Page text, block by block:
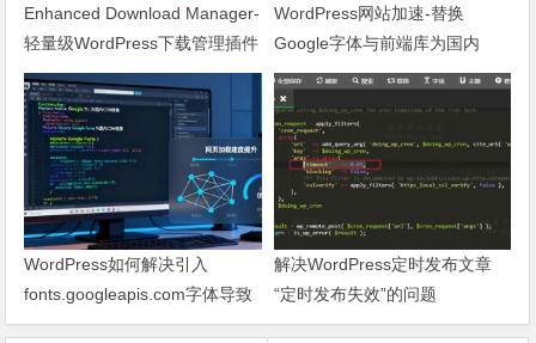
Enhanced Download Manager-
轻量级WordPress下载管理插件
WordPress网站加速-替换
Google字体与前端库为国内
CDN镜像
WordPress如何解决引入
fonts.googleapis.com字体导致
网页响应缓慢问题
解决WordPress定时发布文章
“定时发布失效”的问题